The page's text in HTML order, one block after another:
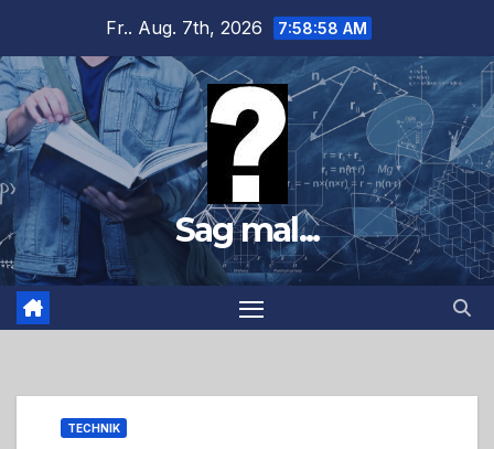
springen
Fr.. Aug. 7th, 2026 7:59:00 AM
Sag mal...
TECHNIK